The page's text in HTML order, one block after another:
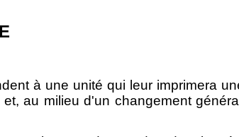
à une unité qui leur imprimera
au milieu d'un changement